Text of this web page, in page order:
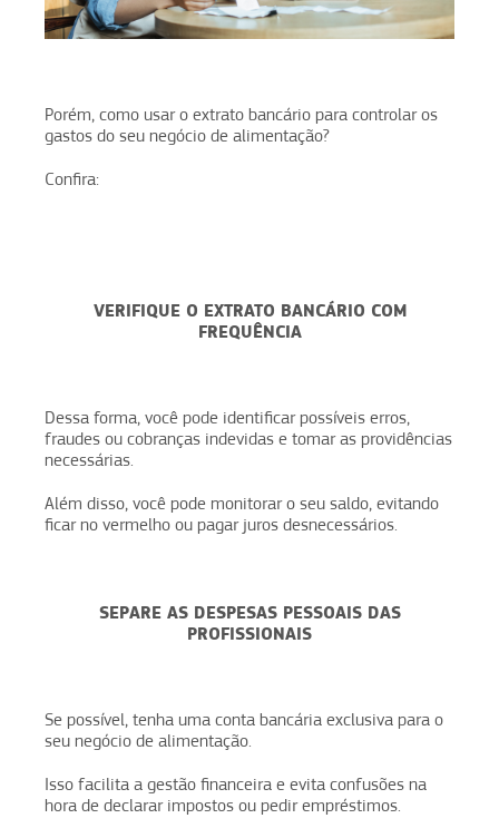
Porém, como usar o extrato bancário para controlar os
gastos do seu negócio de alimentação?
Confira:
VERIFIQUE O EXTRATO BANCÁRIO COM
FREQUÊNCIA
Dessa forma, você pode identificar possíveis erros,
fraudes ou cobranças indevidas e tomar as providências
necessárias.
Além disso, você pode monitorar o seu saldo, evitando
ficar no vermelho ou pagar juros desnecessários.
SEPARE AS DESPESAS PESSOAIS DAS
PROFISSIONAIS
Se possível, tenha uma conta bancária exclusiva para o
seu negócio de alimentação.
Isso facilita a gestão financeira e evita confusões na
hora de declarar impostos ou pedir empréstimos.